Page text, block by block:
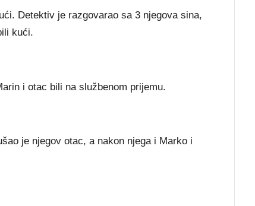
Detektiv je razgovarao sa 3 njegova sina,
kući.
i otac bili na službenom prijemu.
je njegov otac, a nakon njega i Marko i